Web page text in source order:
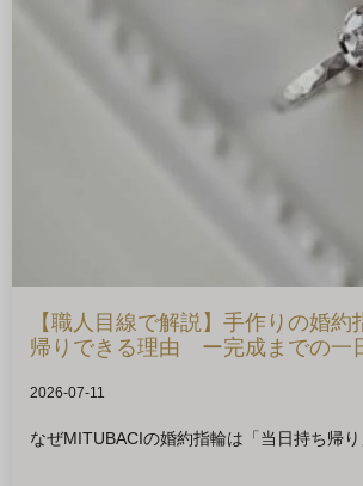
【職人目線で解説】手作りの婚
帰りできる理由 ー完成までの一
2026-07-11
なぜMITUBACIの婚約指輪は「当日持ち帰